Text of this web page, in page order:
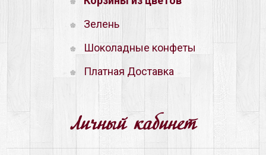
Зелень
Шоколадные конфеты
Платная Доставка
Личный кабинет